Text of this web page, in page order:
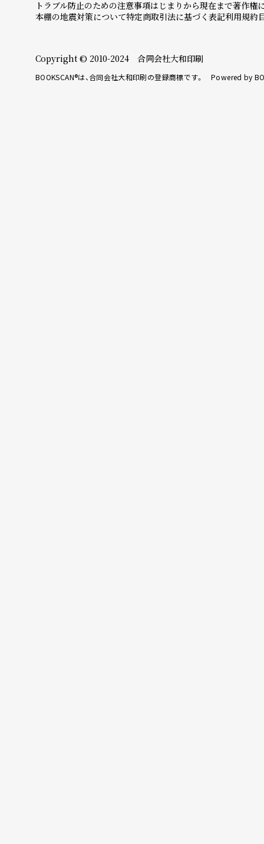
トラブル防止のための注意事項はじまりから現在まで著作権
本棚の地震対策について特定商取引法に基づく表記利用規約
Copyright © 2010-2024 合同会社大和印刷
BOOKSCAN®は、合同会社大和印刷の登録商標です。 Powered by